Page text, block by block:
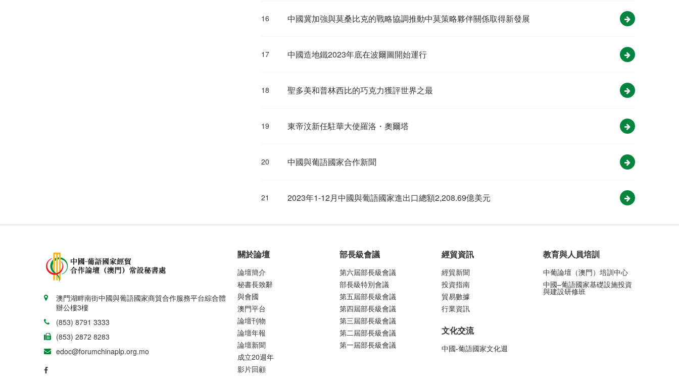
16 中國冀加強與莫桑比克的戰略協調推動中莫策略夥伴關係取得新發展
17 中國造地鐵2023年底在波爾圖開始運行
18 聖多美和普林西比的巧克力獲評世界之最
19 東帝汶新任駐華大使羅洛・奧爾塔
20 中國與葡語國家合作新聞
21 2023年1-12月中國與葡語國家進出口總額2,208.69億美元
澳門湖畔南街中國與葡語國家商貿合作服務平台綜合體
辦公樓3樓
(853) 8791 3333
(853) 2872 8283
edoc@forumchinaplp.org.mo
關於論壇
論壇簡介
秘書長致辭
與會國
澳門平台
論壇刊物
論壇年報
論壇新聞
成立20週年
影片回顧
部長級會議
第六屆部長級會議
部長級特別會議
第五屆部長級會議
第四屆部長級會議
第三屆部長級會議
第二屆部長級會議
第一屆部長級會議
經貿資訊
經貿新聞
投資指南
貿易數據
行業資訊
文化交流
中國-葡語國家文化週
教育與人員培訓
中葡論壇（澳門）培訓中心
中國–葡語國家基礎設施投資
與建設研修班